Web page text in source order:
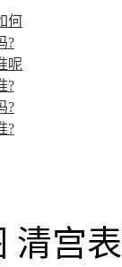
何
?
呢
?
?
?
宫